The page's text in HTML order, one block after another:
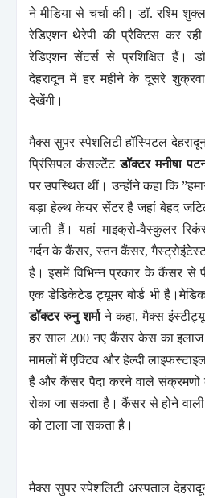
ने मीडिया से चर्चा की। डॉ. रश्मि
रेडिएशन थेरेपी की प्रैक्टिस कर
रेडिएशन सेंटर्स से प्रशिक्षित हैं।
देहरादून में हर महीने के दूसरे
देखेंगी।
मैक्स सुपर स्पेशलिटी हॉस्पिटल
प्रिंसिपल कंसल्टेंटडॉक्टर मनीषा
पर उपस्थित थीं। उन्होंने कहा कि
बड़ा हेल्थ केयर सेंटर है जहां बेहद
जाती हैं। यहां माइक्रो-वैस्कुलर
गर्दन के कैंसर, स्तन कैंसर,
है। इसमें विभिन्न प्रकार के कैंसर से
एक डेडिकेटेड ट्यूमर बोर्ड भी
डॉक्टर रुनु शर्माने कहा, मैक्स
हर साल 200 नए कैंसर केस का इलाज
मामलों में एक्टिव और हेल्दी
है और कैंसर पैदा करने वाले संक्रमणों
रोका जा सकता है। कैंसर से होने
को टाला जा सकता है।
मैक्स सुपर स्पेशलिटी अस्पताल